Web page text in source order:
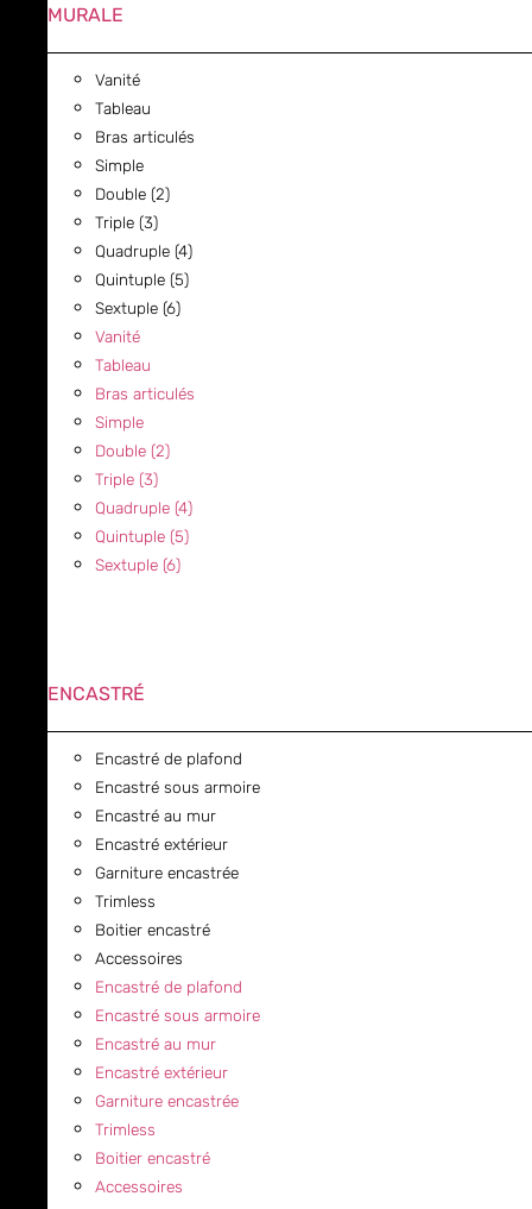
MURALE
Vanité
Tableau
Bras articulés
Simple
Double (2)
Triple (3)
Quadruple (4)
Quintuple (5)
Sextuple (6)
Vanité
Tableau
Bras articulés
Simple
Double (2)
Triple (3)
Quadruple (4)
Quintuple (5)
Sextuple (6)
ENCASTRÉ
Encastré de plafond
Encastré sous armoire
Encastré au mur
Encastré extérieur
Garniture encastrée
Trimless
Boitier encastré
Accessoires
Encastré de plafond
Encastré sous armoire
Encastré au mur
Encastré extérieur
Garniture encastrée
Trimless
Boitier encastré
Accessoires